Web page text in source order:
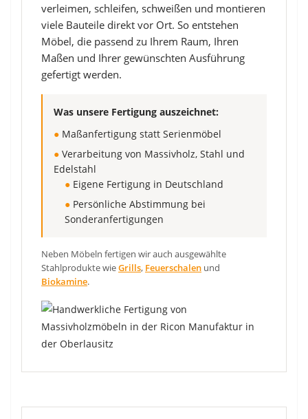
verleimen, schleifen, schweißen und montieren
viele Bauteile direkt vor Ort. So entstehen
Möbel, die passend zu Ihrem Raum, Ihren
Maßen und Ihrer gewünschten Ausführung
gefertigt werden.
Was unsere Fertigung auszeichnet:
● Maßanfertigung statt Serienmöbel
● Verarbeitung von Massivholz, Stahl und
Edelstahl
● Eigene Fertigung in Deutschland
● Persönliche Abstimmung bei
Sonderanfertigungen
Neben Möbeln fertigen wir auch ausgewählte
Stahlprodukte wieGrills, Feuerschalen und
Biokamine.